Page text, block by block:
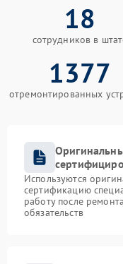
18
сотрудников в
1377
отремонтированных
Используются
сертификацию
работу после
обязательств